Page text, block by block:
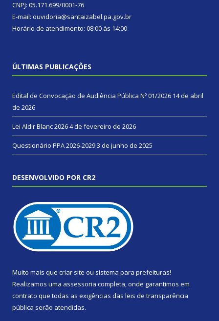
CNPJ: 05.171.699/0001-76
E-mail: ouvidoria@santaizabel.pa.gov.br
Horário de atendimento: 08:00 às 14:00
ÚLTIMAS PUBLICAÇÕES
Edital de Convocação de Audiência Pública Nº 01/2026 14 de abril
de 2026
Lei Aldir Blanc 20264 de fevereiro de 2026
Questionário PPA 2026-20293 de junho de 2025
DESENVOLVIDO POR CR2
Muito mais que criar site ou sistema para prefeituras!
Realizamos uma assessoria completa, onde garantimos em
contrato que todas as exigências das leis de transparência
pública serão atendidas.